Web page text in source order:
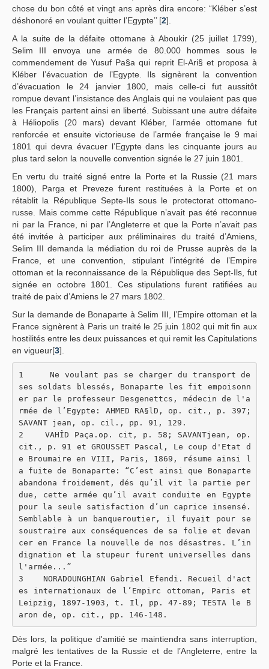
chose du bon côté et vingt ans après dira encore: “Kléber s’est
déshonoré en voulant quitter l’Egypte’’ [2].
A la suite de la défaite ottomane à Aboukir (25 juillet 1799),
Selim III envoya une armée de 80.000 hommes sous le
commendement de Yusuf Pa§a qui reprit El-Ari§ et proposa à
Kléber l’évacuation de l’Egypte. Ils signèrent la convention
d’évacuation le 24 janvier 1800, mais celle-ci fut aussitôt
rompue devant l’insistance des Anglais qui ne voulaient pas que
les Français partent ainsi en liberté. Subissant une autre défaite
à Héliopolis (20 mars) devant Kléber, l’armée ottomane fut
renforcée et ensuite victorieuse de l’armée française le 9 mai
1801 qui devra évacuer l’Egypte dans les cinquante jours au
plus tard selon la nouvelle convention signée le 27 juin 1801.
En vertu du traité signé entre la Porte et la Russie (21 mars
1800), Parga et Preveze furent restituées à la Porte et on
rétablit la République Septe-Ils sous le protectorat ottomano-
russe. Mais comme cette République n’avait pas été reconnue
ni par la France, ni par l’Angleterre et que la Porte n’avait pas
été invitée à participer aux préliminaires du traité d’Amiens,
Selim III demanda la médiation du roi de Prusse auprès de la
France, et une convention, stipulant l’intégrité de l’Empire
ottoman et la reconnaissance de la République des Sept-Ils, fut
signée en octobre 1801. Ces stipulations furent ratifiées au
traité de paix d’Amiens le 27 mars 1802.
Sur la demande de Bonaparte à Selim III, l’Empire ottoman et la
France signèrent à Paris un traité le 25 juin 1802 qui mit fin aux
hostilités entre les deux puissances et qui remit les Capitulations
en vigueur[3].
1     Ne voulant pas se charger du transport de
ses soldats blessés, Bonaparte les fit empoisonn
er par le professeur Desgenettcs, médecin de l'a
rmée de l’Egypte: AHMED RA§lD, op. cit., p. 397;
SAVANT jean, op. cil., pp. 91, 129.
2    VAHÎD Paça.op. cit, p. 58; SAVANTjean, op.
cit., p. 91 et GROUSSET Pascal, Le coup d'Etat d
e Broumaire en VIII, Paris, 1869, résume ainsi l
a fuite de Bonaparte: “C’est ainsi que Bonaparte
abandona froidement, dés qu’il vit la partie per
due, cette armée qu’il avait conduite en Egypte
pour la seule satisfaction d’un caprice insensé.
Semblable à un banqueroutier, il fuyait pour se
soustraire aux conséquences de sa folie et devan
cer en France la nouvelle de nos désastres. L’in
dignation et la stupeur furent universelles dans
l'armée...”
3    NORADOUNGHIAN Gabriel Efendi. Recueil d'act
es internationaux de l’Empirc ottoman, Paris et
Leipzig, 1897-1903, t. Il, pp. 47-89; TESTA le B
aron de, op. cit., pp. 146-148.
Dès lors, la politique d'amitié se maintiendra sans interruption,
malgré les tentatives de la Russie et de l’Angleterre, entre la
Porte et la France.